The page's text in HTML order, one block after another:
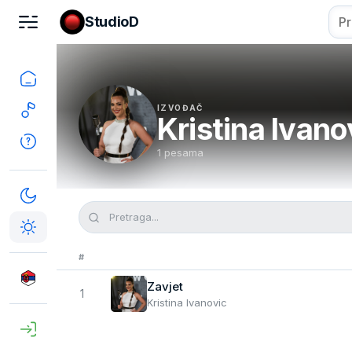
StudioD
IZVOĐAČ
Kristina
1 pesama
#
1 Zavjet
Kristina Ivanovic